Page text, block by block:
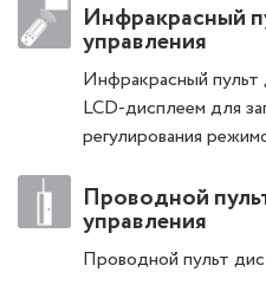
Инфракрасный
управления
Инфракрасный пульт
LCD-дисплеем для
регулирования
Проводной
управления
Проводной пульт